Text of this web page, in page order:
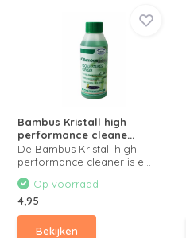
Bambus Kristall high
performance cleane...
De Bambus Kristall high
performance cleaner is e...
Op voorraad
4,95
Bekijken